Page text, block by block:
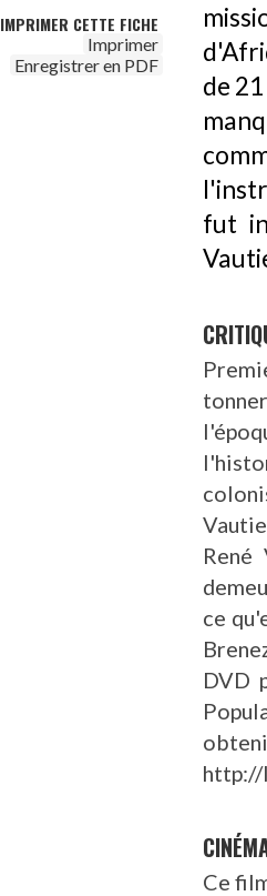
IMPRIMER CETTE FICHE
Imprimer
Enregistrer en PDF
de
fut
René
ce
DVD
http://
Ce